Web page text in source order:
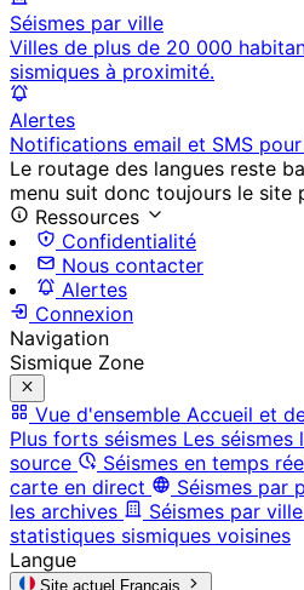
Séismes par ville
Villes de plus de 20 000
sismiques à proximité.
Alertes
Notifications email et SMS
Le routage des langues reste
menu suit donc toujours le site
Ressources
Confidentialité
Nous contacter
Alertes
Connexion
Navigation
Sismique Zone
Vue d'ensemble Accueil et
Plus forts séismes Les séismes
source
Séismes en temps
carte en direct
Séismes par
les archives
Séismes par ville
statistiques sismiques voisines
Langue
Site actuel Français